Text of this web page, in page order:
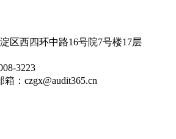
区西四环中路16号院7号楼17层
3223
： czgx@audit365.cn